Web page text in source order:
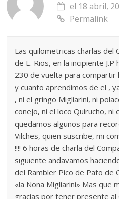
el 18 abril,
Permalink
Las quilometricas charlas del
de E. Rios, en la incipiente
230 de vuelta para compartir
y cuanto aprendimos de el ,
, ni el gringo Migliarini, ni
conejo, ni el loco Quirucho, ni
quedamos algunos para
Vilches, quien suscribe, mi
!!!! 6 horas de charla del
siguiente andavamos
del Rambler Pico de Pato de
«la Nona Migliarini» Mas que
gracias por tener presente al